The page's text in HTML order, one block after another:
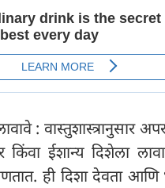
: वास्तुशास्त्रानुसार
किंवा ईशान्य दिशेला
ही दिशा देवता